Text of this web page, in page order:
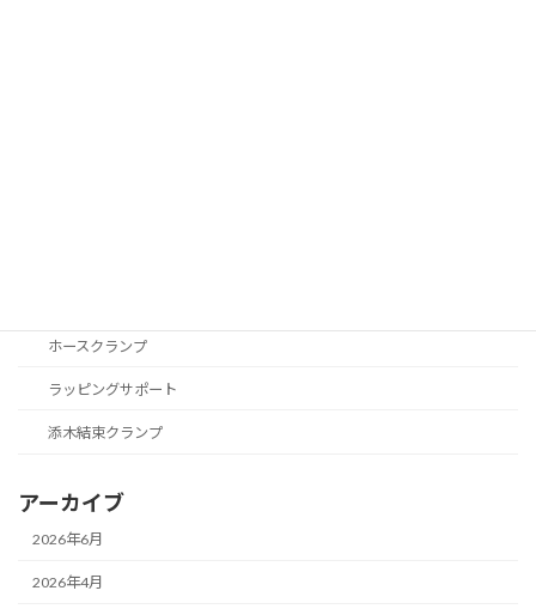
ホースクランプ
ラッピングサポート
添木結束クランプ
アーカイブ
2026年6月
2026年4月